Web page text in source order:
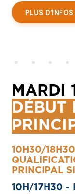
PLUS
MARDI
DÉBUT
10H30/
PRINCIPAL
10H/17H30 -